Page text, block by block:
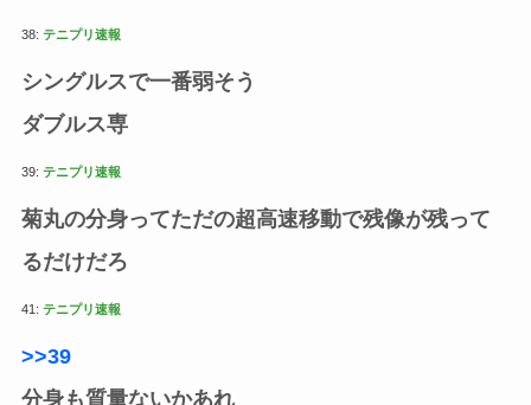
38: テニプリ速報
シングルスで一番弱そう
ダブルス専
39: テニプリ速報
菊丸の分身ってただの超高速移動で残像が残って
るだけだろ
41: テニプリ速報
>>39
分身も質量ないかあれ